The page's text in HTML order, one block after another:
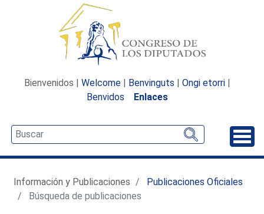
Bienvenidos | Welcome | Benvinguts | Ongi etorri |
Benvidos
Enlaces
Información y Publicaciones
Publicaciones Oficiales
Búsqueda de publicaciones